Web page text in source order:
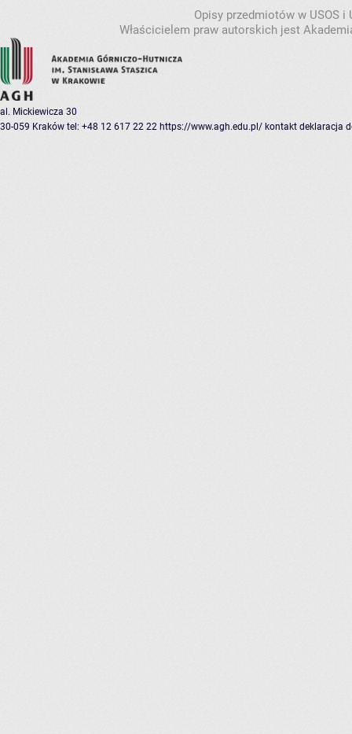
Opisy przedmiotów w USOS
Właścicielem praw autorskich jest
al. Mickiewicza 30
30-059 Kraków tel: +48 12 617 22 22 https://www.agh.edu.pl/ kontakt deklaracja